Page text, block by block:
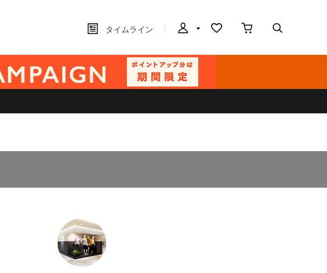
タイムライン